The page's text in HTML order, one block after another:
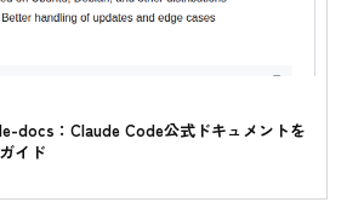
docs：Claude Code公式ドキュメントを
イド